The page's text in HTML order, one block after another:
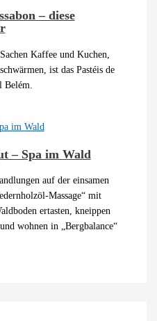
– diese
Kaffee und Kuchen,
ist das Pastéis de
– Spa im Wald
auf der einsamen
Massage“ mit
ertasten, kneippen
wohnen in „Bergbalance“